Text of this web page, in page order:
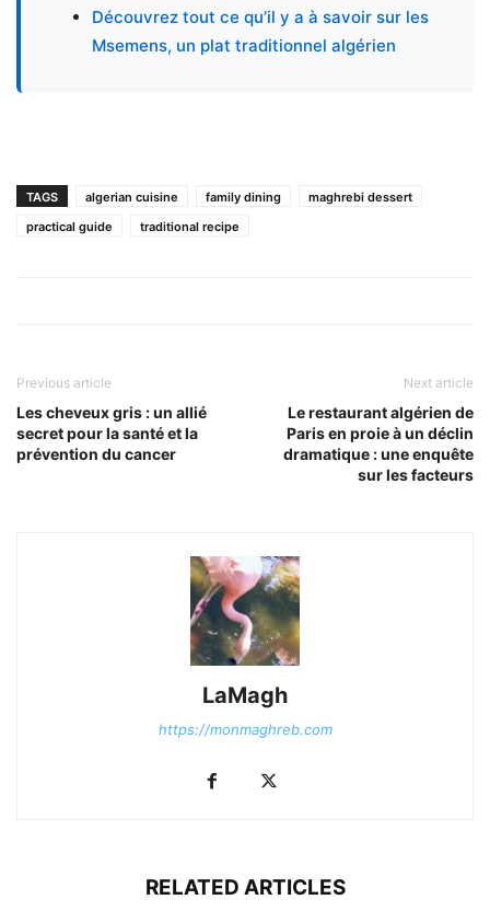
Découvrez tout ce qu’il y a à savoir sur les
Msemens, un plat traditionnel algérien
TAGS algerian cuisine family dining
maghrebi dessert
practical guide
traditional recipe
Previous article
Les cheveux gris : un allié
secret pour la santé et la
prévention du cancer
Next article
Le restaurant algérien de
Paris en proie à un déclin
dramatique : une enquête
sur les facteurs
LaMagh
https://monmaghreb.com
RELATED ARTICLES